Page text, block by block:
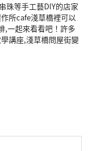
珠等手工藝DIY的店家
所cafe淺草橋裡可以
,一起來看看吧！許多
講座,淺草橋問屋街變